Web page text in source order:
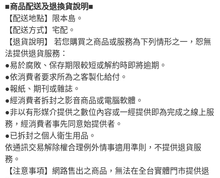
■商品配送及退換貨說明■
【配送地點】限本島。
【配送方式】宅配。
【退貨說明】 若您購買之商品或服務為下列情形之一，恕無
法提供退貨服務：
●易於腐敗、保存期限較短或解約時即將逾期。
●依消費者要求所為之客製化給付。
●報紙、期刊或雜誌。
●經消費者拆封之影音商品或電腦軟體。
●非以有形媒介提供之數位內容或一經提供即為完成之線上服
務，經消費者事先同意始提供者。
●已拆封之個人衛生用品。
依通訊交易解除權合理例外情事適用準則，不提供退貨服
務。
【注意事項】網路售出之商品，無法在全台實體門市提供退